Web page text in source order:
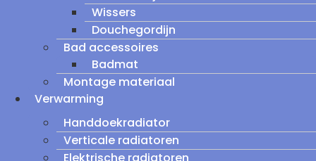
Wissers
Douchegordijn
Bad accessoires
Badmat
Montage materiaal
Verwarming
Handdoekradiator
Verticale radiatoren
Elektrische radiatoren